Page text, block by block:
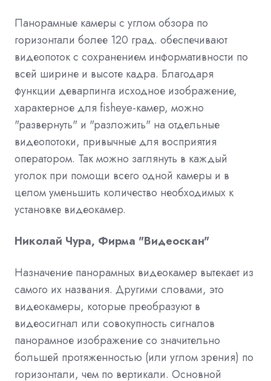
Панорамные камеры с углом обзора по
горизонтали более 120 град. обеспечивают
видеопоток с сохранением информативности по
всей ширине и высоте кадра. Благодаря
функции деварпинга исходное изображение,
характерное для fisheye-камер, можно
"развернуть" и "разложить" на отдельные
видеопотоки, привычные для восприятия
оператором. Так можно заглянуть в каждый
уголок при помощи всего одной камеры и в
целом уменьшить количество необходимых к
установке видеокамер.
Николай Чура, Фирма "Видеоскан"
Назначение панорамных видеокамер вытекает из
самого их названия. Другими словами, это
видеокамеры, которые преобразуют в
видеосигнал или совокупность сигналов
панорамное изображение со значительно
большей протяженностью (или углом зрения) по
горизонтали, чем по вертикали. Основной